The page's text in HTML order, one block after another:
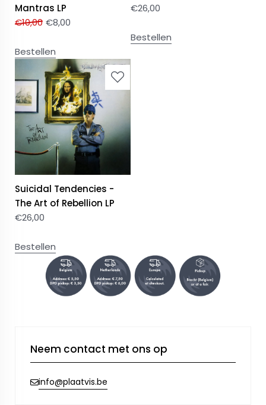
Mantras LP
€10,00 €8,00
Bestellen
€26,00
Bestellen
Suicidal Tendencies -
The Art of Rebellion LP
€26,00
Bestellen
Neem contact met ons op
info@plaatvis.be